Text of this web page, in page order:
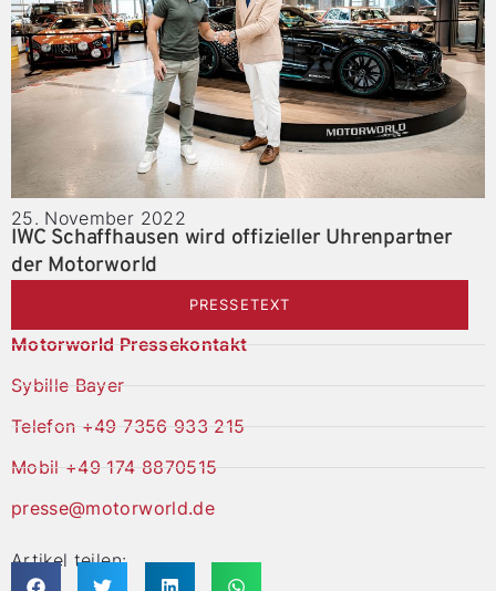
25. November 2022
IWC Schaffhausen wird offizieller Uhrenpartner
der Motorworld
PRESSETEXT
Motorworld Pressekontakt
Sybille Bayer
Telefon +49 7356 933 215
Mobil +49 174 8870515
presse@motorworld.de
Artikel teilen: